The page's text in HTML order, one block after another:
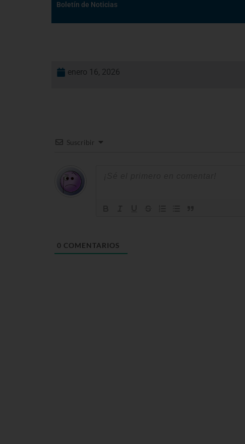
Boletín de Noticias
enero 16, 2026
Suscribir
0 COMENTARIOS